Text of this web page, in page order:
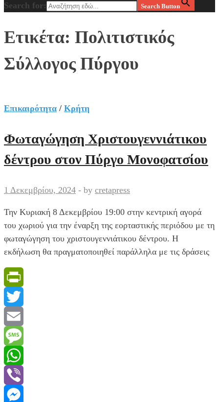
Search for: Search Button
Ετικέτα: Πολιτιστικός
Σύλλογος Πύργου
Επικαιρότητα / Κρήτη
Φωταγώγηση Χριστουγεννιάτικου
δέντρου στον Πύργο Μονοφατσίου
1 Δεκεμβρίου, 2024 - by cretapress
Την Κυριακή 8 Δεκεμβρίου 19:00 στην κεντρική αγορά
του χωριού για την έναρξη της εορταστικής περιόδου με τη
φωταγώγηση του χριστουγεννιάτικου δέντρου. Η
εκδήλωση θα πραγματοποιηθεί παράλληλα με τις δράσεις
PrintFriendly
Twitter
Email
Message
WhatsApp
Viber